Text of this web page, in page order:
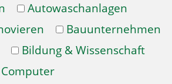
Autowaschanlagen
Bauunternehmen
Bildung & Wissenschaft
Computer